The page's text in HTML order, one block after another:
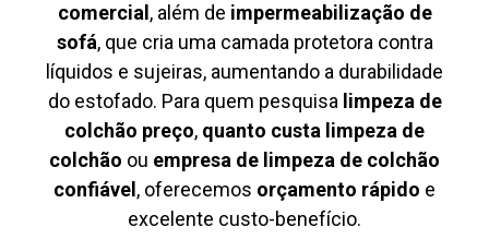
comercial , além de impermeabilização de
sofá, que cria uma camada protetora contra
líquidos e sujeiras, aumentando a durabilidade
do estofado. Para quem pesquisa limpeza de
colchão preço, quanto custa limpeza de
colchão ou empresa de limpeza de colchão
confiável , oferecemos orçamento rápido e
excelente custo-benefício.